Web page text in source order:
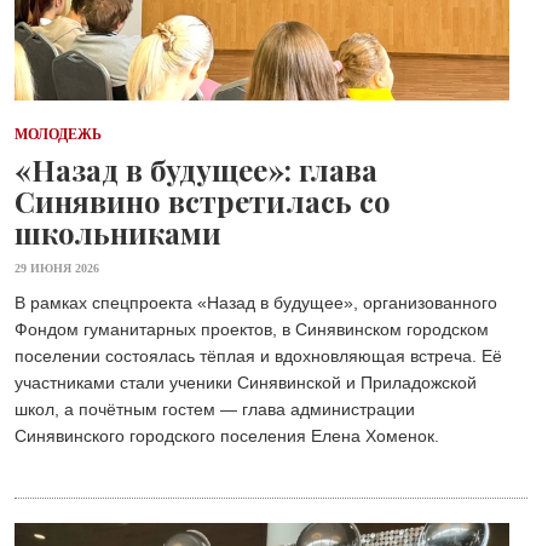
МОЛОДЕЖЬ
«Назад в будущее»: глава
Синявино встретилась со
школьниками
29 ИЮНЯ 2026
В рамках спецпроекта «Назад в будущее», организованного
Фондом гуманитарных проектов, в Синявинском городском
поселении состоялась тёплая и вдохновляющая встреча. Её
участниками стали ученики Синявинской и Приладожской
школ, а почётным гостем — глава администрации
Синявинского городского поселения Елена Хоменок.